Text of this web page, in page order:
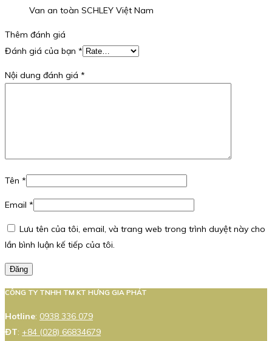
Van an toàn SCHLEY Việt Nam
Thêm đánh giá
Đánh giá của bạn *
Nội dung đánh giá *
Tên *
Email *
Lưu tên của tôi, email, và trang web trong trình duyệt này cho
lần bình luận kế tiếp của tôi.
Đăng
CÔNG TY TNHH TM KT HƯNG GIA PHÁT
Hotline: 0938 336 079
ĐT: +84 (028) 66834679